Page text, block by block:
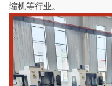
缩机等行业。